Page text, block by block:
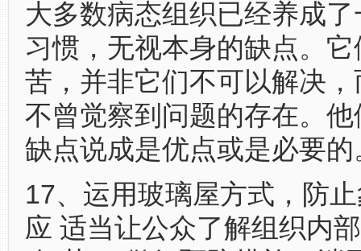
大多数病态组织已经养成
习惯，无视本身的缺点。
苦，并非它们不可以解决
不曾觉察到问题的存在。
缺点说成是优点或是必要的
17、运用玻璃屋方式，防
应 适当让公众了解组织内